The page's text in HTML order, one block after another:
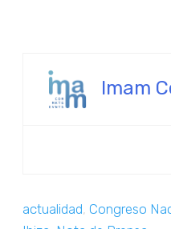
Imam
actualidad,Congreso